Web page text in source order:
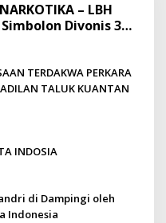
– LBH
Divonis 3
TERDAKWA PERKARA
TALUK KUANTAN
INDOSIA
di Dampingi oleh
Indonesia